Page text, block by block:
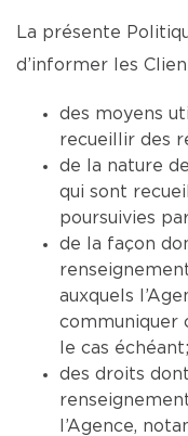
La présente
d’informer les
des moyens
recueillir des
de la nature
qui sont
poursuivies
de la façon
auxquels
communiquer
le cas échéant;
des droits
l’Agence,